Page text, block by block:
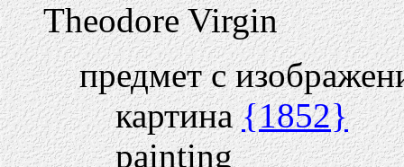
Theodore Virgin
предмет с
картина{1852}
painting